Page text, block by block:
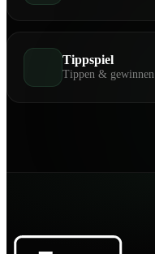
Tippspiel
Tippen & gewinnen